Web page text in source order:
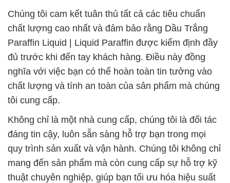
Chúng tôi cam kết tuân thủ tất cả các tiêu chuẩn
chất lượng cao nhất và đảm bảo rằng Dầu Trắng
Paraffin Liquid | Liquid Paraffin được kiểm định đầy
đủ trước khi đến tay khách hàng. Điều này đồng
nghĩa với việc bạn có thể hoàn toàn tin tưởng vào
chất lượng và tính an toàn của sản phẩm mà chúng
tôi cung cấp.
Không chỉ là một nhà cung cấp, chúng tôi là đối tác
đáng tin cậy, luôn sẵn sàng hỗ trợ bạn trong mọi
quy trình sản xuất và vận hành. Chúng tôi không chỉ
mang đến sản phẩm mà còn cung cấp sự hỗ trợ kỹ
thuật chuyên nghiệp, giúp bạn tối ưu hóa hiệu suất